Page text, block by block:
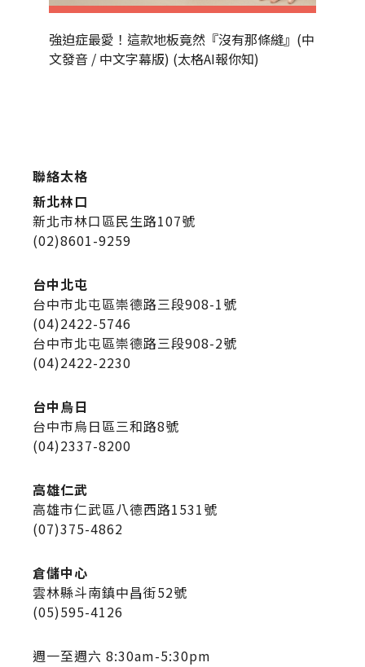
強迫症最愛！這款地板竟然『沒有那條縫』(中
文發音 / 中文字幕版) (太格AI報你知)
聯絡太格
新北林口
新北市林口區民生路107號
(02)8601-9259
台中北屯
台中市北屯區崇德路三段908-1號
(04)2422-5746
台中市北屯區崇德路三段908-2號
(04)2422-2230
台中烏日
台中市烏日區三和路8號
(04)2337-8200
高雄仁武
高雄市仁武區八德西路1531號
(07)375-4862
倉儲中心
雲林縣斗南鎮中昌街52號
(05)595-4126
週一至週六 8:30am-5:30pm